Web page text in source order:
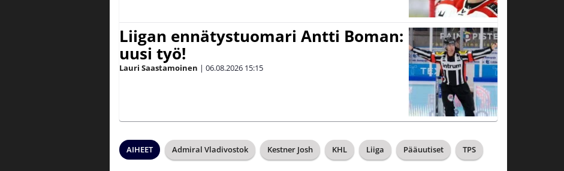
Liigan ennätystuomari Antti Boman:
uusi työ!
Lauri Saastamoinen | 06.08.2026 15:15
AIHEET Admiral Vladivostok Kestner Josh KHL Liiga Pääuutiset TPS